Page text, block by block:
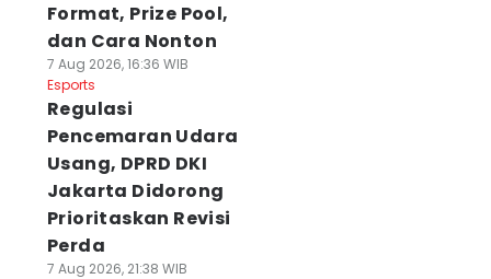
Format, Prize Pool,
dan Cara Nonton
7 Aug 2026, 16:36 WIB
Esports
Regulasi
Pencemaran Udara
Usang, DPRD DKI
Jakarta Didorong
Prioritaskan Revisi
Perda
7 Aug 2026, 21:38 WIB